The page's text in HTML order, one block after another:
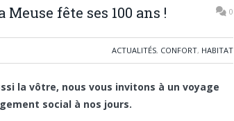
Meuse fête ses 100 ans ! 0
ACTUALITÉS, CONFORT, HABITAT
la vôtre, nous vous invitons à un voyage
social à nos jours.